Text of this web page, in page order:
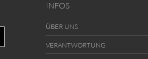
INFOS
ÜBER UNS
VERANTWORTUNG